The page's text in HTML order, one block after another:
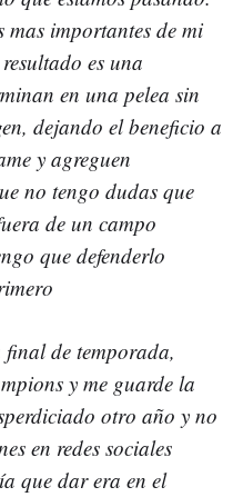
importantes de mi
es una
en una pelea sin
dejando el beneficio a
y agreguen
no tengo dudas que
de un campo
que defenderlo
de temporada,
y me guarde la
otro año y no
en redes sociales
que dar era en el